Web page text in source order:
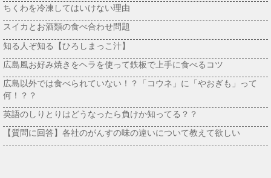
ちくわを冷凍してはいけない理由
スイカとお酒類の食べ合わせ問題
知る人ぞ知る【ひろしまっこ汁】
広島風お好み焼きをヘラを使って鉄板で上手に食べるコツ
広島以外では食べられていない！？「コウネ」に「やおぎも」って
何！？？
英語のしりとりはどうなったら負けか知ってる？？
【質問に回答】各社のがんすの味の違いについて教えて欲しい